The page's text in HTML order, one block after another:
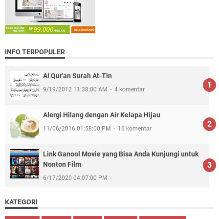
INFO TERPOPULER
Al Qur'an Surah At-Tin
9/19/2012 11:38:00 AM 4 komentar
Alergi Hilang dengan Air Kelapa Hijau
11/06/2016 01:58:00 PM 16 komentar
Link Ganool Movie yang Bisa Anda Kunjungi untuk
Nonton Film
6/17/2020 04:07:00 PM
KATEGORI